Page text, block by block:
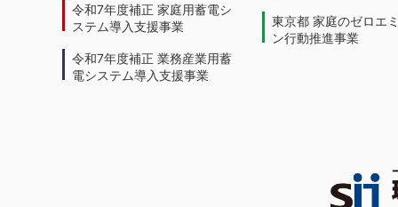
令和7年度補正 家庭用蓄電シ
ステム導入支援事業
令和7年度補正 業務産業用蓄
電システム導入支援事業
東京都 家庭のゼロエ
ン行動推進事業